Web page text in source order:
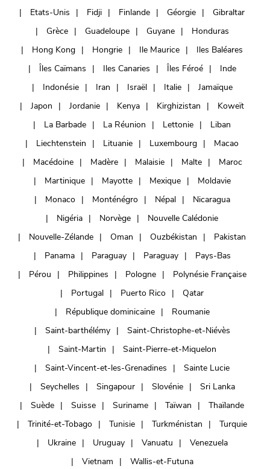
Etats-Unis
Fidji Finlande Géorgie
Gibraltar
Grèce
Guadeloupe Guyane
Honduras
Hong Kong
Hongrie Ile Maurice
Iles Baléares
Îles Caïmans
Iles Canaries Îles Féroé
Inde
Indonésie
Iran Israël Italie
Jamaïque
Japon
Jordanie Kenya Kirghizistan
Koweït
La Barbade
La Réunion Lettonie
Liban
Liechtenstein
Lituanie Luxembourg
Macao
Macédoine
Madère Malaisie Malte
Maroc
Martinique
Mayotte Mexique
Moldavie
Monaco
Monténégro Népal
Nicaragua
Nigéria
Norvège
Nouvelle Calédonie
Nouvelle-Zélande
Oman Ouzbékistan
Pakistan
Panama
Paraguay Paraguay
Pays-Bas
Pérou
Philippines Pologne
Polynésie Française
Portugal
Puerto Rico
Qatar
République dominicaine
Roumanie
Saint-barthélémy
Saint-Christophe-et-Niévès
Saint-Martin
Saint-Pierre-et-Miquelon
Saint-Vincent-et-les-Grenadines
Sainte Lucie
Seychelles
Singapour Slovénie
Sri Lanka
Suède
Suisse Suriname Taïwan
Thaïlande
Trinité-et-Tobago
Tunisie Turkménistan
Turquie
Ukraine
Uruguay Vanuatu
Venezuela
Vietnam
Wallis-et-Futuna